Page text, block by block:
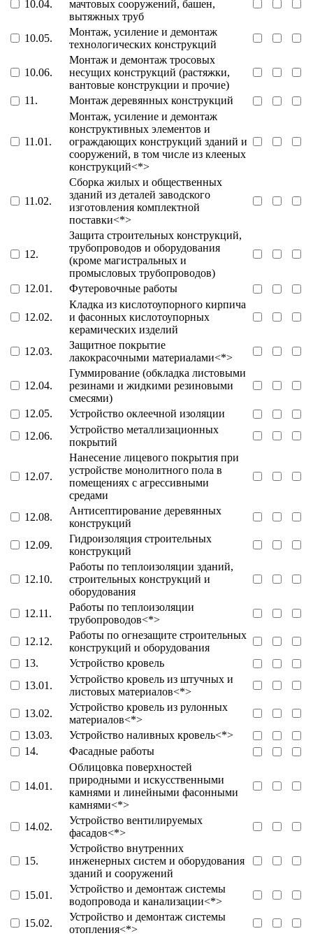
10.04.
мачтовых сооружений, башен,
вытяжных труб
10.05.
Монтаж, усиление и демонтаж
технологических конструкций
10.06.
Монтаж и демонтаж тросовых
несущих конструкций (растяжки,
вантовые конструкции и прочие)
11.
Монтаж деревянных конструкций
11.01.
Монтаж, усиление и демонтаж
конструктивных элементов и
ограждающих конструкций зданий и
сооружений, в том числе из клееных
конструкций<*>
11.02.
Сборка жилых и общественных
зданий из деталей заводского
изготовления комплектной
поставки<*>
12.
Защита строительных конструкций,
трубопроводов и оборудования
(кроме магистральных и
промысловых трубопроводов)
12.01.
Футеровочные работы
12.02.
Кладка из кислотоупорного кирпича
и фасонных кислотоупорных
керамических изделий
12.03.
Защитное покрытие
лакокрасочными материалами<*>
12.04.
Гуммирование (обкладка листовыми
резинами и жидкими резиновыми
смесями)
12.05.
Устройство оклеечной изоляции
12.06.
Устройство металлизационных
покрытий
12.07.
Нанесение лицевого покрытия при
устройстве монолитного пола в
помещениях с агрессивными
средами
12.08.
Антисептирование деревянных
конструкций
12.09.
Гидроизоляция строительных
конструкций
12.10.
Работы по теплоизоляции зданий,
строительных конструкций и
оборудования
12.11.
Работы по теплоизоляции
трубопроводов<*>
12.12.
Работы по огнезащите строительных
конструкций и оборудования
13.
Устройство кровель
13.01.
Устройство кровель из штучных и
листовых материалов<*>
13.02.
Устройство кровель из рулонных
материалов<*>
13.03.
Устройство наливных кровель<*>
14.
Фасадные работы
14.01.
Облицовка поверхностей
природными и искусственными
камнями и линейными фасонными
камнями<*>
14.02.
Устройство вентилируемых
фасадов<*>
15.
Устройство внутренних
инженерных систем и оборудования
зданий и сооружений
15.01.
Устройство и демонтаж системы
водопровода и канализации<*>
15.02.
Устройство и демонтаж системы
отопления<*>